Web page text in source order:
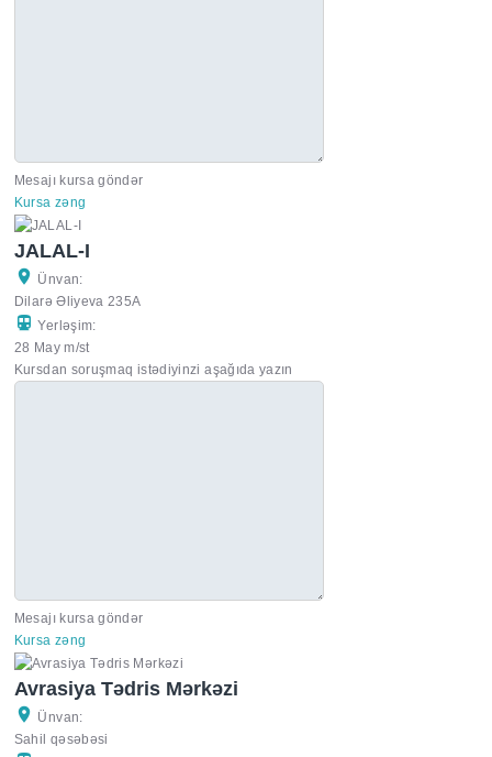
Mesajı kursa göndər
Kursa zəng
JALAL-I
Ünvan:
Dilarə Əliyeva 235A
Yerləşim:
28 May m/st
Kursdan soruşmaq istədiyinzi aşağıda yazın
Mesajı kursa göndər
Kursa zəng
Avrasiya Tədris Mərkəzi
Ünvan:
Sahil qəsəbəsi